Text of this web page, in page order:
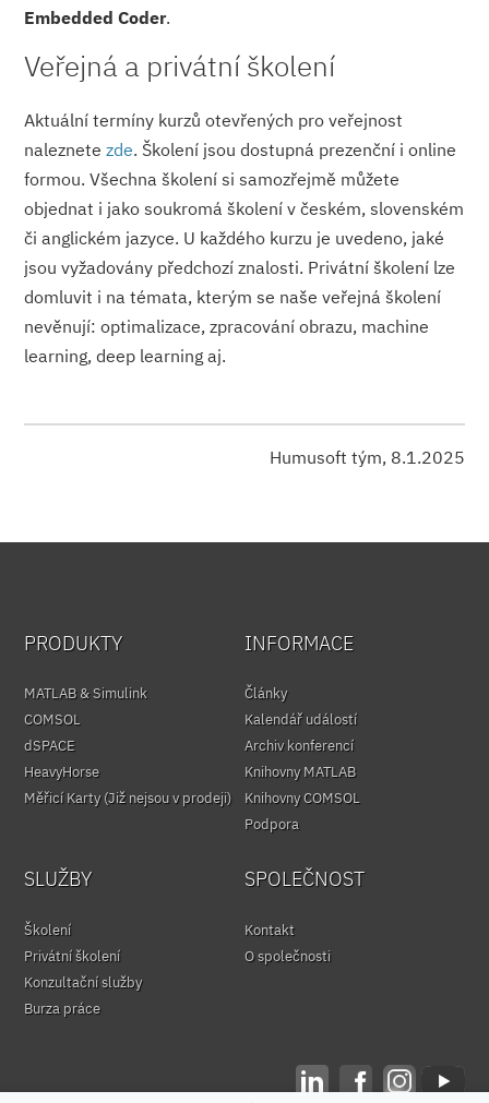
Embedded Coder.
Veřejná a privátní školení
Aktuální termíny kurzů otevřených pro veřejnost
naleznetezde. Školení jsou dostupná prezenční i online
formou. Všechna školení si samozřejmě můžete
objednat i jako soukromá školení v českém, slovenském
či anglickém jazyce. U každého kurzu je uvedeno, jaké
jsou vyžadovány předchozí znalosti. Privátní školení lze
domluvit i na témata, kterým se naše veřejná školení
nevěnují: optimalizace, zpracování obrazu, machine
learning, deep learning aj.
Humusoft tým, 8.1.2025
PRODUKTY
MATLAB & Simulink
COMSOL
dSPACE
HeavyHorse
Měřicí Karty (Již nejsou v prodeji)
INFORMACE
Články
Kalendář událostí
Archiv konferencí
Knihovny MATLAB
Knihovny COMSOL
Podpora
SLUŽBY
Školení
Privátní školení
Konzultační služby
Burza práce
SPOLEČNOST
Kontakt
O společnosti